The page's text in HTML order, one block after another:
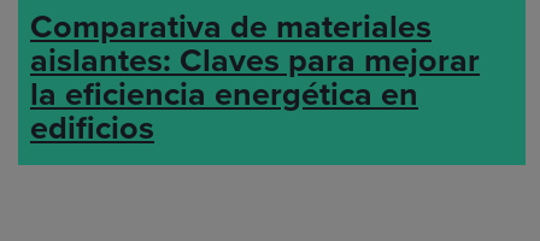
Comparativa de materiales
aislantes: Claves para mejorar
la eficiencia energética en
edificios